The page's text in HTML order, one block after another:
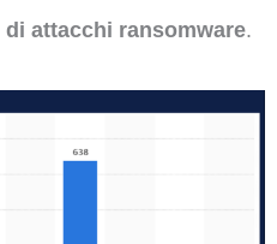
di attacchi ransomware.